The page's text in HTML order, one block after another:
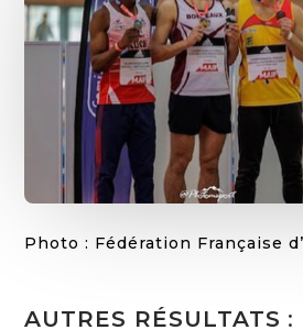
Photo : Fédération Française
AUTRES RÉSULTATS :